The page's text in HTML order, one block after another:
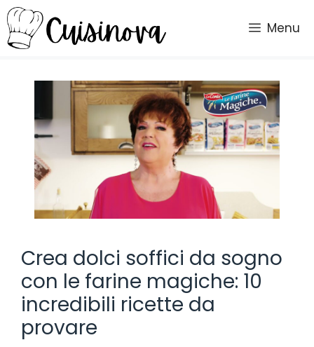
Vai
al
contenuto
Menu
Crea dolci soffici da sogno
con le farine magiche: 10
incredibili ricette da
provare